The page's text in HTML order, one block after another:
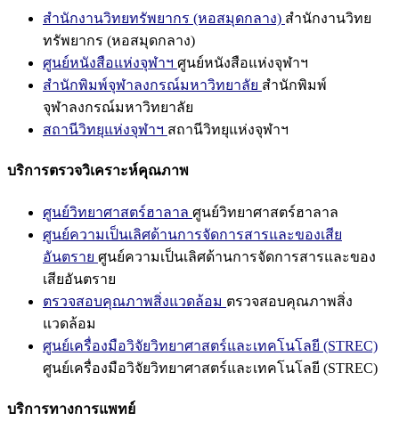
สำนักงานวิทยทรัพยากร (หอสมุดกลาง) สำนักงานวิทย
ทรัพยากร (หอสมุดกลาง)
ศูนย์หนังสือแห่งจุฬาฯ ศูนย์หนังสือแห่งจุฬาฯ
สำนักพิมพ์จุฬาลงกรณ์มหาวิทยาลัย สำนักพิมพ์
จุฬาลงกรณ์มหาวิทยาลัย
สถานีวิทยุแห่งจุฬาฯ สถานีวิทยุแห่งจุฬาฯ
บริการตรวจวิเคราะห์คุณภาพ
ศูนย์วิทยาศาสตร์ฮาลาล ศูนย์วิทยาศาสตร์ฮาลาล
ศูนย์ความเป็นเลิศด้านการจัดการสารและของเสีย
อันตราย ศูนย์ความเป็นเลิศด้านการจัดการสารและของ
เสียอันตราย
ตรวจสอบคุณภาพสิ่งแวดล้อม ตรวจสอบคุณภาพสิ่ง
แวดล้อม
ศูนย์เครื่องมือวิจัยวิทยาศาสตร์และเทคโนโลยี (STREC)
ศูนย์เครื่องมือวิจัยวิทยาศาสตร์และเทคโนโลยี (STREC)
บริการทางการแพทย์